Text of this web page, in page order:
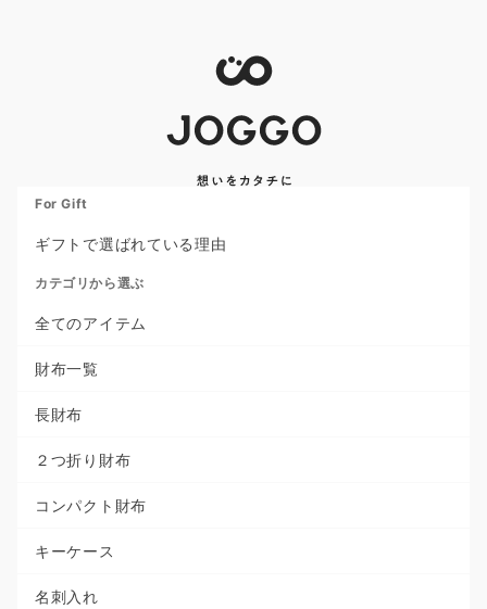
For Gift
ギフトで選ばれている理由
カテゴリから選ぶ
全てのアイテム
財布一覧
長財布
２つ折り財布
コンパクト財布
キーケース
名刺入れ